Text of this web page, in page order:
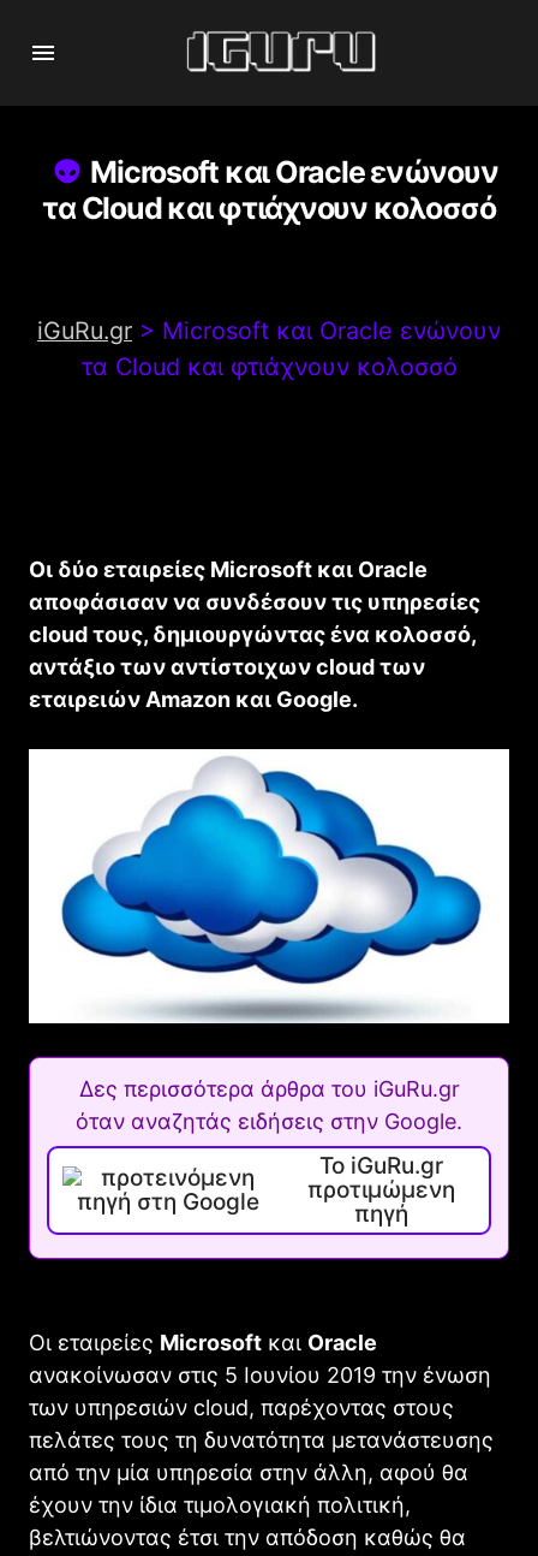
Microsoft και Oracle ενώνουν
τα Cloud και φτιάχνουν κολοσσό
iGuRu.gr > Microsoft και Oracle ενώνουν
τα Cloud και φτιάχνουν κολοσσό
Οι δύο εταιρείες Microsoft και Oracle
αποφάσισαν να συνδέσουν τις υπηρεσίες
cloud τους, δημιουργώντας ένα κολοσσό,
αντάξιο των αντίστοιχων cloud των
εταιρειών Amazon και Google.
Δες περισσότερα άρθρα του iGuRu.gr
όταν αναζητάς ειδήσεις στην Google.
Το iGuRu.gr
προτιμώμενη
πηγή
Οι εταιρείες Microsoft και Oracle
ανακοίνωσαν στις 5 Ιουνίου 2019 την ένωση
των υπηρεσιών cloud, παρέχοντας στους
πελάτες τους τη δυνατότητα μετανάστευσης
από την μία υπηρεσία στην άλλη, αφού θα
έχουν την ίδια τιμολογιακή πολιτική,
βελτιώνοντας έτσι την απόδοση καθώς θα